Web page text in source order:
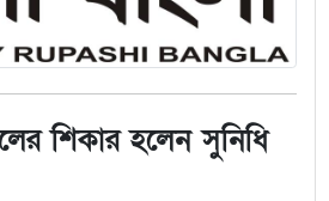
শিকার হলেন সুনিধি